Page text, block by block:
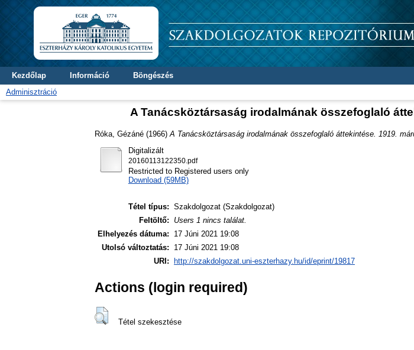
Kezdőlap Információ
Böngészés
Adminisztráció
A Tanácsköztársaság irodalmának összefoglaló
Róka, Gézáné (1966) A Tanácsköztársaság irodalmának összefoglaló áttekintése. 1919.
Digitalizált
20160113122350.pdf
Restricted to Registered users only
Download (59MB)
Tétel típus: Szakdolgozat (Szakdolgozat)
Feltöltő:
Users 1 nincs találat.
Elhelyezés dátuma:
17 Júni 2021 19:08
Utolsó változtatás:
17 Júni 2021 19:08
URI:
http://szakdolgozat.uni-eszterhazy.hu/id/eprint/19817
Actions (login required)
Tétel szekesztése